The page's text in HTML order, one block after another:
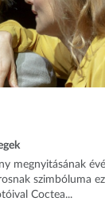
megnyitásának
szimbóluma
Coctea...